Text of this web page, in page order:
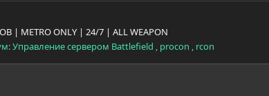
| METRO ONLY | 24/7 | ALL WEAPON
Управление сервером Battlefield , procon , rcon